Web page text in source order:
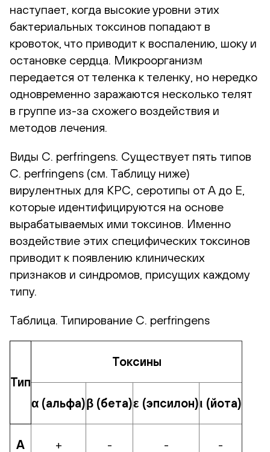
наступает, когда высокие уровни этих
бактериальных токсинов попадают в
кровоток, что приводит к воспалению, шоку и
остановке сердца. Микроорганизм
передается от теленка к теленку, но нередко
одновременно заражаются несколько телят
в группе из-за схожего воздействия и
методов лечения.
Виды C. perfringens. Существует пять типов
C. perfringens (см. Таблицу ниже)
вирулентных для КРС, серотипы от A до E,
которые идентифицируются на основе
вырабатываемых ими токсинов. Именно
воздействие этих специфических токсинов
приводит к появлению клинических
признаков и синдромов, присущих каждому
типу.
Таблица. Типирование C. perfringens
Тип
Токсины
α (альфа)β (бета)ε (эпсилон)ι (йота)
А + - - -